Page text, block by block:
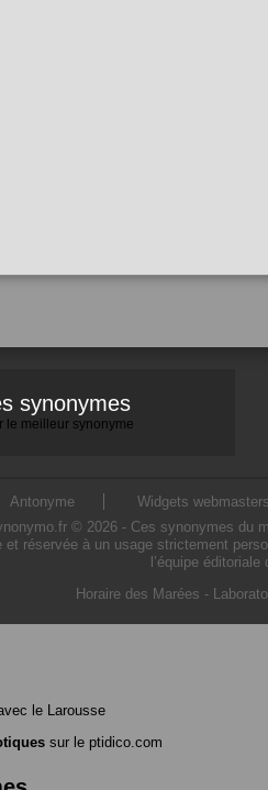
synonymes
le meilleur synonyme
Antonyme Widgets webmasters
© 2026 - Ces synonymes
réservée à un usage strictement
l’équipe
Horaire des Marées -
le Larousse
sur le ptidico.com